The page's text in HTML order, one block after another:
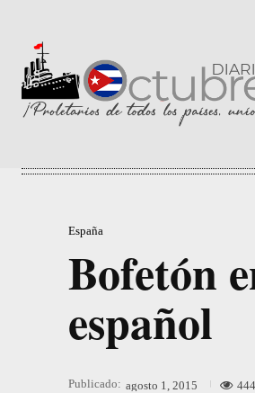
España
Bofetón
español
Publicado: agosto 1, 2015 444